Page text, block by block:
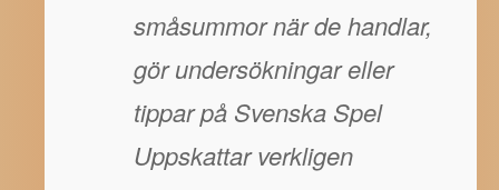
småsummor när de handlar,
gör undersökningar eller
tippar på Svenska Spel
Uppskattar verkligen